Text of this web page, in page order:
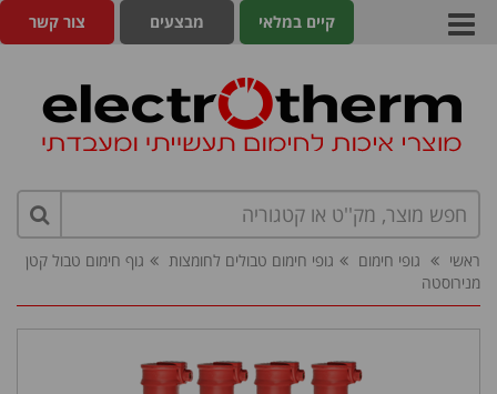
צור קשר מבצעים קיים במלאי
ראשי גופי חימום גופי חימום טבולים לחומצות
גוף חימום טבול קטן
מנירוסטה